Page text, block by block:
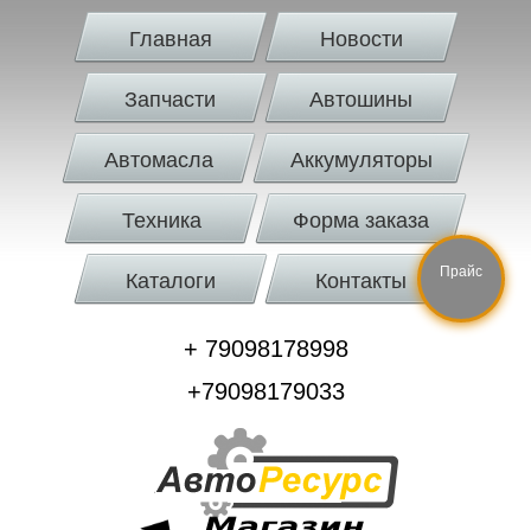
Главная Новости
Запчасти Автошины
Автомасла Аккумуляторы
Техника Форма заказа
Каталоги Контакты
+ 79098178998
+79098179033
Прайс